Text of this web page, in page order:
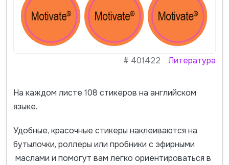
# 401422 Литература
На каждом листе 108 стикеров на английском
языке.
Удобные, красочные стикеры наклеиваются на
бутылочки, роллеры или пробники с эфирными
маслами и помогут вам легко ориентироваться в